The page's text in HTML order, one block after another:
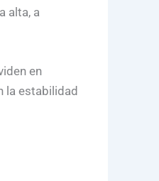
alta, a
en
la estabilidad